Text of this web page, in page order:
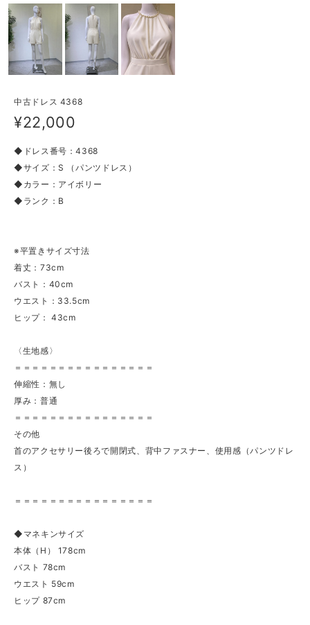
中古ドレス 4368
¥22,000
◆ドレス番号：4368
◆サイズ：S （パンツドレス）
◆カラー：アイボリー
◆ランク：B
※平置きサイズ寸法
着丈：73cm
バスト：40cm
ウエスト：33.5cm
ヒップ： 43cm
〈生地感〉
＝＝＝＝＝＝＝＝＝＝＝＝＝＝＝＝
伸縮性：無し
厚み：普通
＝＝＝＝＝＝＝＝＝＝＝＝＝＝＝＝
その他
首のアクセサリー後ろで開閉式、背中ファスナー、使用感（パンツドレ
ス）
＝＝＝＝＝＝＝＝＝＝＝＝＝＝＝＝
◆マネキンサイズ
本体（H） 178cm
バスト 78cm
ウエスト 59cm
ヒップ 87cm